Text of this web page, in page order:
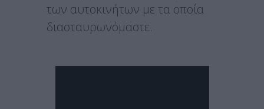
των αυτοκινήτων με τα οποία
διασταυρωνόμαστε.